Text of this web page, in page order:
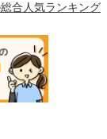
合人気ランキング